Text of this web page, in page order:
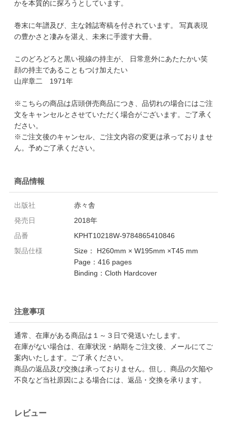
かを本質的に探ろうとしています。
巻末に年譜及び、主な雑誌寄稿を付されています。 写真表現
の豊かさと凄みを湛え、未来に手渡す大冊。
このどろどろと黒い視線の持主が、 日常意外にあたたかい笑
顔の持主であることもつけ加えたい
山岸章二 1971年
※こちらの商品は店頭併売商品につき、品切れの場合にはご注
文をキャンセルとさせていただく場合がございます。ご了承く
ださい。
※ご注文後のキャンセル、ご注文内容の変更は承っておりませ
ん。予めご了承ください。
商品情報
出版社
赤々舎
発売日
2018年
品番
KPHT10218W-9784865410846
製品仕様
Size： H260mm × W195mm ×T45 mm
Page：416 pages
Binding：Cloth Hardcover
注意事項
通常、在庫がある商品は１～３日で発送いたします。
在庫がない場合は、在庫状況・納期をご注文後、メールにてご
案内いたします。ご了承ください。
商品の返品及び交換は承っておりません。但し、商品の欠陥や
不良など当社原因による場合には、返品・交換を承ります。
レビュー